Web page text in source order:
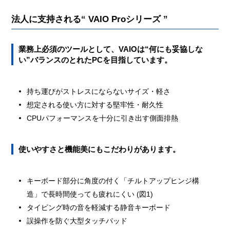
法人に支持される“ VAIO Proシリーズ ”
業務上必須のツールとして、VAIOは“何にも妥協しな
い”バランスのとれたPCを目指しています。
持ち運びがストレスにならないサイズ・軽さ
想定される使い方に対する堅牢性・耐久性
CPUパフォーマンスを十分に引き出す側面排熱
使いやすさと機能美にもこだわりがあります。
キーボード部分に角度の付く「チルトアップヒンジ構
造」で長時間使っても疲れにくい (図1)
タイピング時の音を軽減する静音キーボード
誤操作を防ぐ大型タッチパッド